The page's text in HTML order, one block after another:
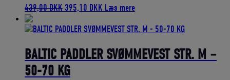
439,00DKK Den
pris
439,00 DKK.
395,10 DKK Den
pris
395,10 DKK.
Læs mere
BALTIC PADDLER SVØMMEVEST STR. M –
50-70 KG